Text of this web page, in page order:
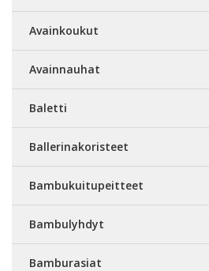
Avainkoukut
Avainnauhat
Baletti
Ballerinakoristeet
Bambukuitupeitteet
Bambulyhdyt
Bamburasiat